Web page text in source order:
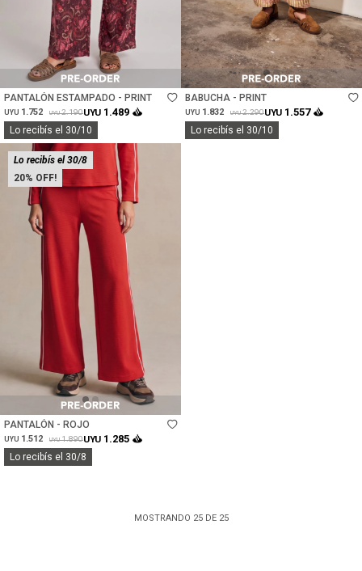
Talle
PANTALÓN ESTAMPADO - PRINT
UYU 1.752 UYU 2.190UYU 1.489
Lo recibís el 30/10
Talle
BABUCHA - PRINT
UYU 1.832 UYU 2.290UYU 1.557
Lo recibís el 30/10
20
Lo recibís el 30/8
Talle
PANTALÓN - ROJO
UYU 1.512 UYU 1.890UYU 1.285
Lo recibís el 30/8
MOSTRANDO 25DE 25